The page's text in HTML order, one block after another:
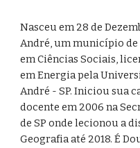
Nasceu em 28 de
André, um município de
em Ciências Sociais,
em Energia pela
André - SP. Iniciou sua
docente em 2006 na
de SP onde lecionou a
Geografia até 2018. É